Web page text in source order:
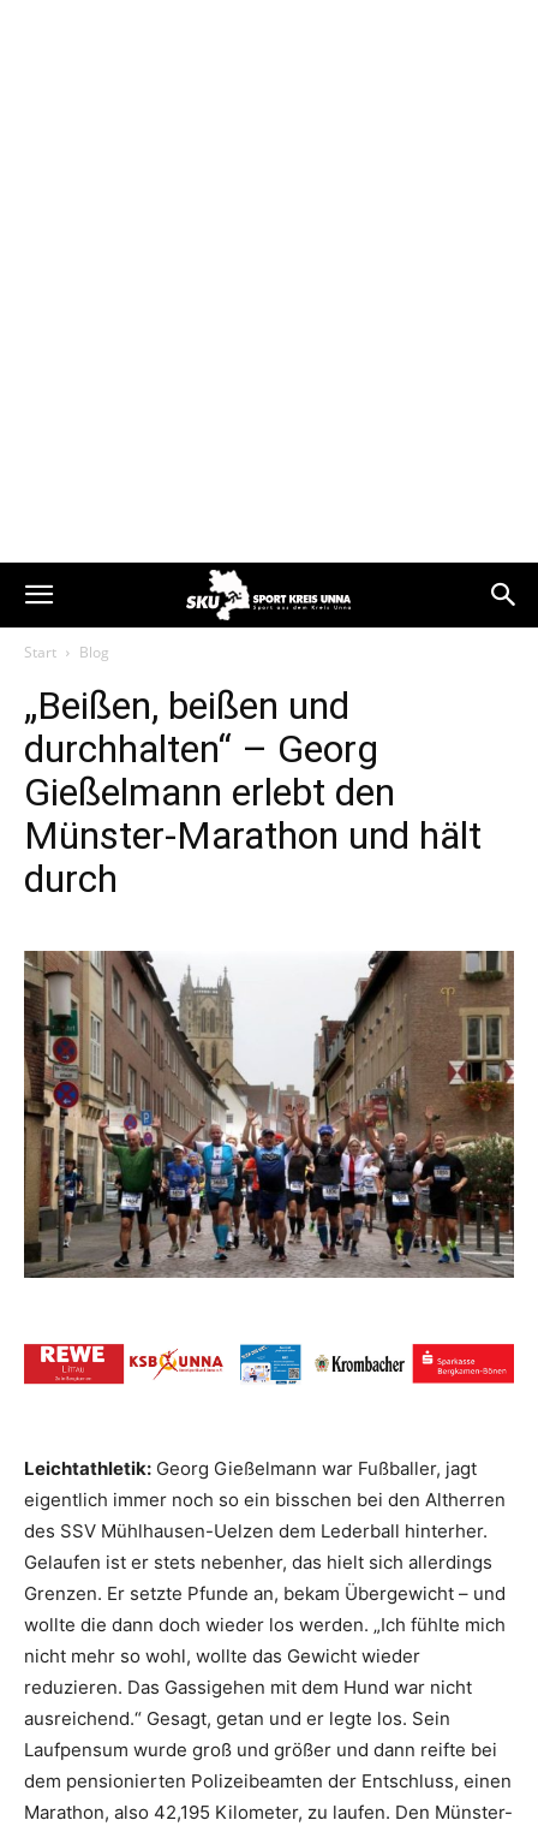
Start Blog
„Beißen, beißen und
durchhalten“ – Georg
Gießelmann erlebt den
Münster-Marathon und hält
durch
Leichtathletik: Georg Gießelmann war Fußballer, jagt
eigentlich immer noch so ein bisschen bei den Altherren
des SSV Mühlhausen-Uelzen dem Lederball hinterher.
Gelaufen ist er stets nebenher, das hielt sich allerdings
Grenzen. Er setzte Pfunde an, bekam Übergewicht – und
wollte die dann doch wieder los werden. „Ich fühlte mich
nicht mehr so wohl, wollte das Gewicht wieder
reduzieren. Das Gassigehen mit dem Hund war nicht
ausreichend.“ Gesagt, getan und er legte los. Sein
Laufpensum wurde groß und größer und dann reifte bei
dem pensionierten Polizeibeamten der Entschluss, einen
Marathon, also 42,195 Kilometer, zu laufen. Den Münster-